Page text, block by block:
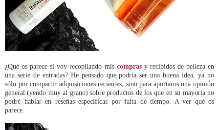
¿Qué os parece si voy recopilando mis comprasy recibidos de belleza en
una serie de entradas? He pensado que podría ser una buena idea, ya no
sólo por compartir adquisiciones recientes, sino para aportaros una opinión
general (yendo muy al grano) sobre productos de los que en su mayoría no
podré hablar en reseñas específicas por falta de tiempo. A ver qué os
parece.